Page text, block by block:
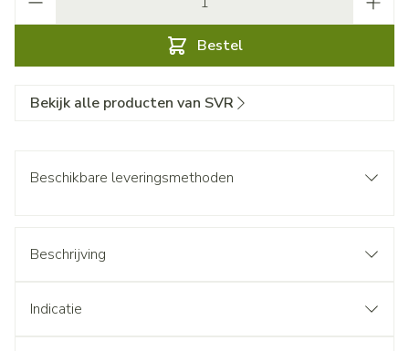
Bestel
Bekijk alle producten van SVR
Beschikbare leveringsmethoden
Beschrijving
Indicatie